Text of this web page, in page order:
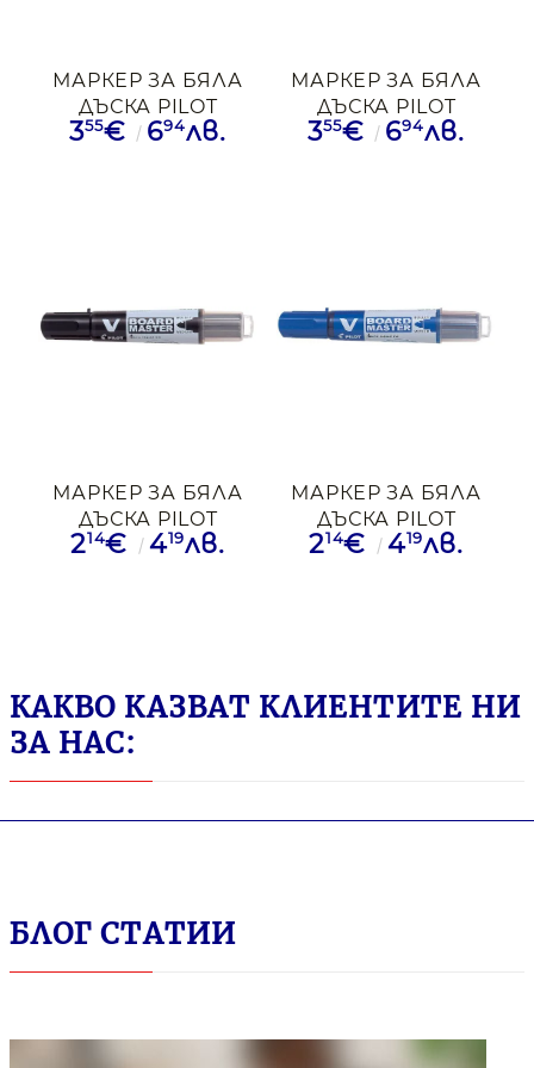
МАРКЕР ЗА БЯЛА
ДЪСКА PILOT
+ДОПЪЛНИТЕЛЕН
355€ 694лв.
МАРКЕР ЗА БЯЛА
ДЪСКА PILOT
+ДОПЪЛНИТЕЛЕН
355€ 694лв.
МАРКЕР ЗА БЯЛА
ДЪСКА PILOT
MASTER WBMA-
214€ 419лв.
МАРКЕР ЗА БЯЛА
ДЪСКА PILOT
MASTER WBMA-
214€ 419лв.
КАКВО КАЗВАТ КЛИЕНТИТЕ НИ
ЗА НАС:
БЛОГ СТАТИИ